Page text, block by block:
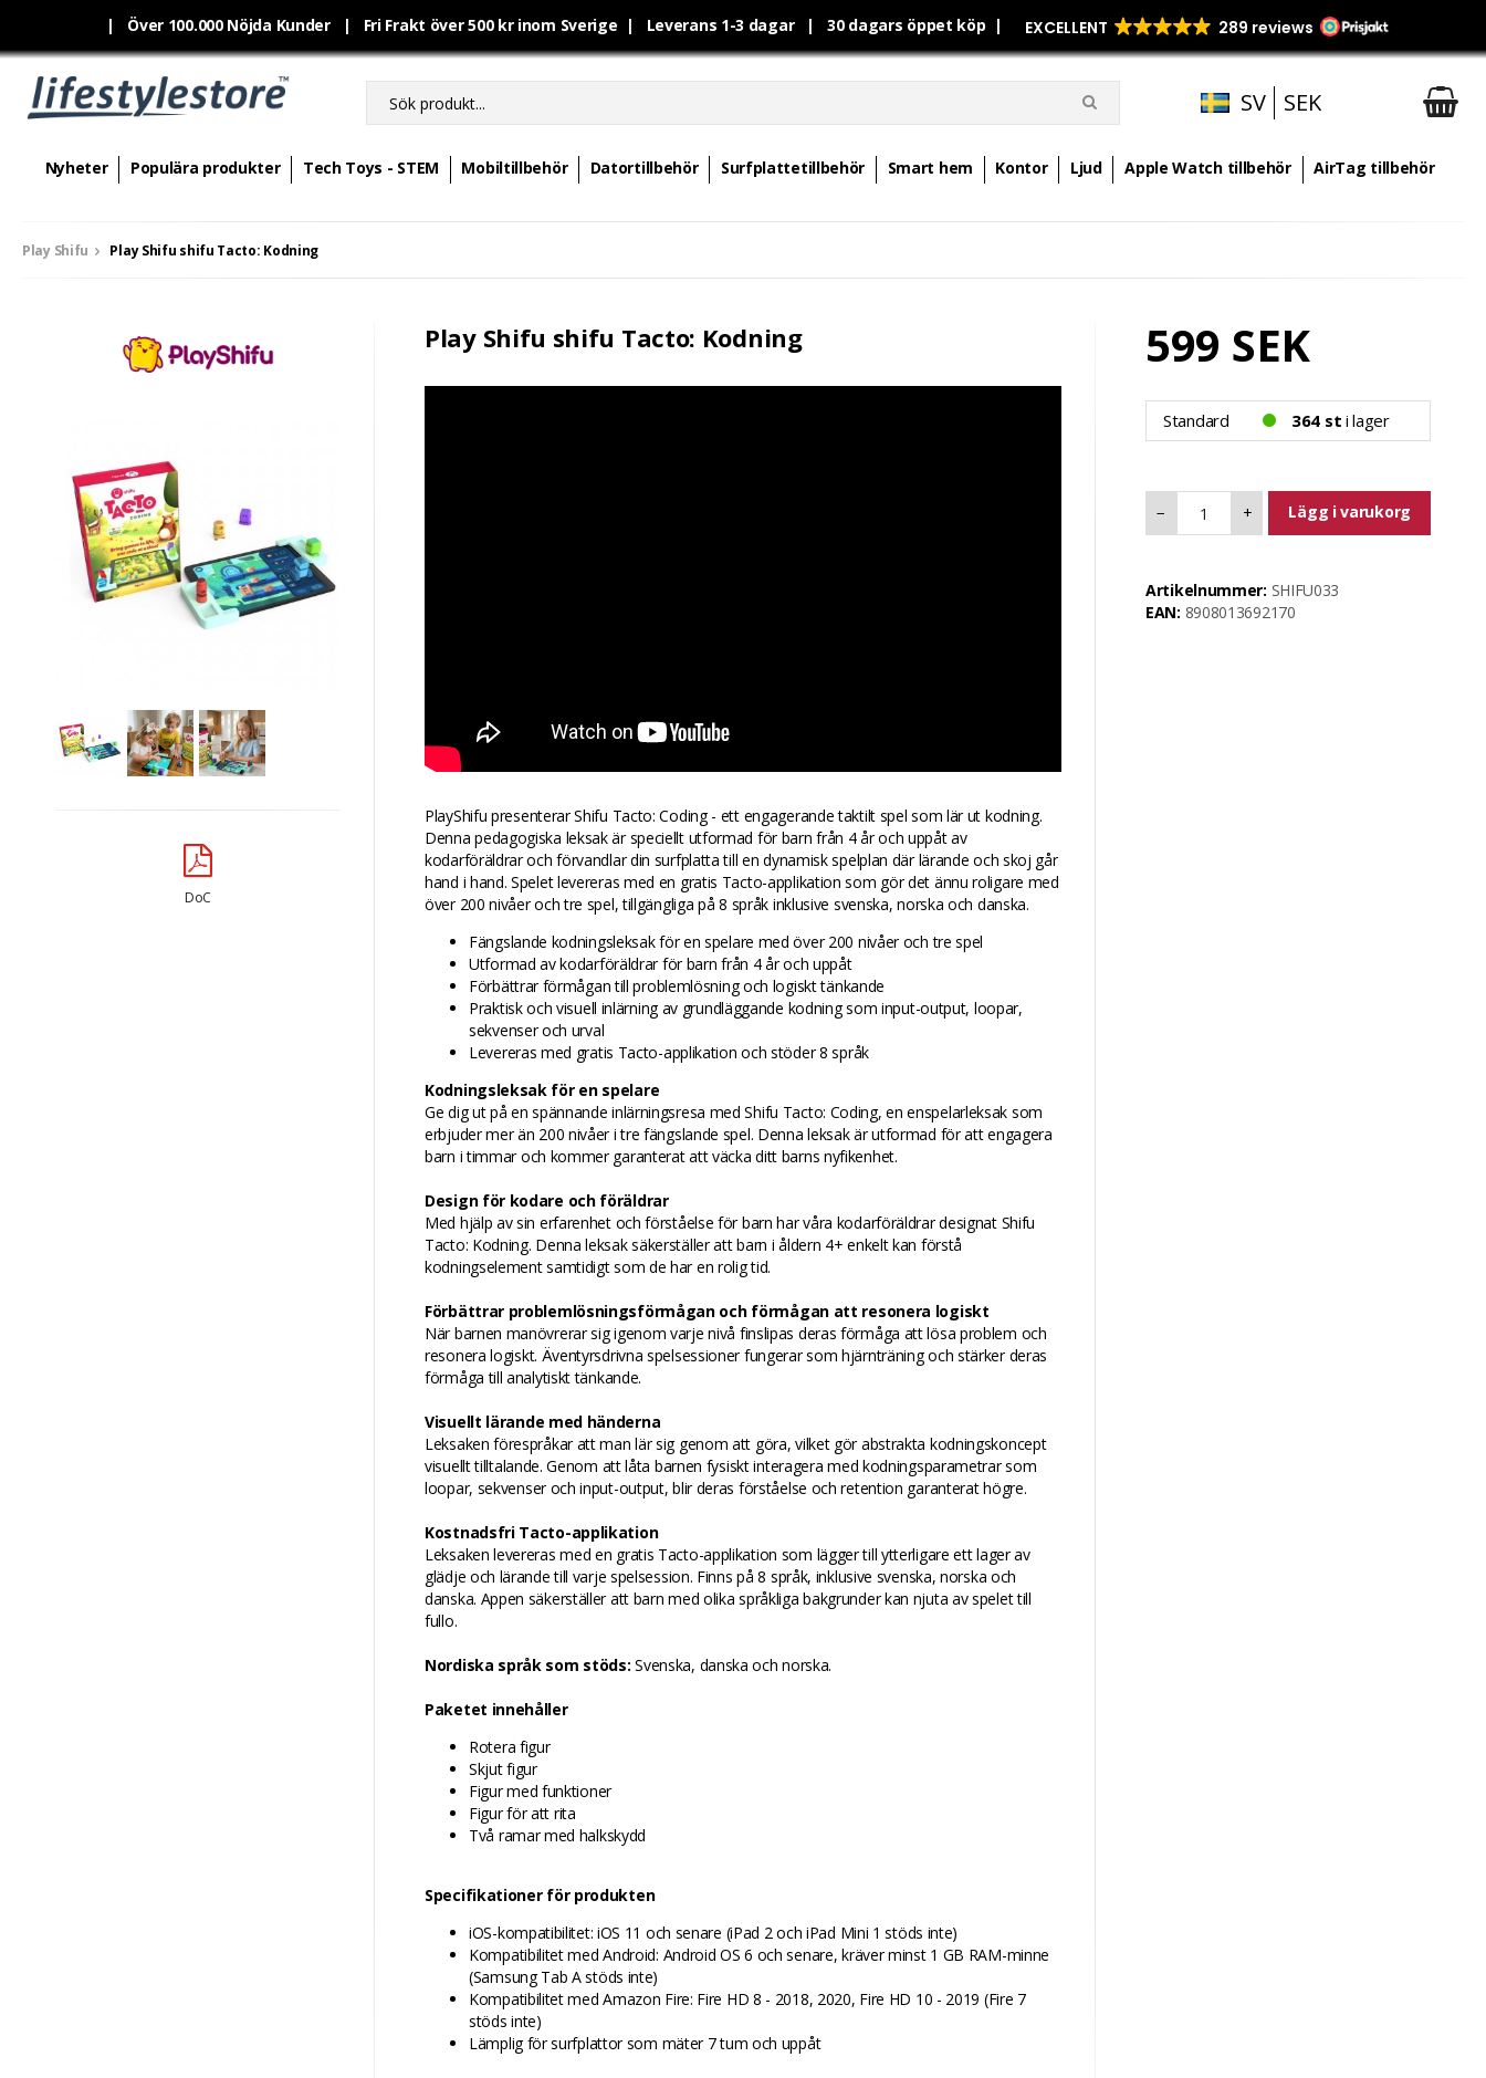
| Över 100.000 Nöjda Kunder | Fri Frakt över 500 kr inom Sverige | Leverans 1-3 dagar | 30 dagars öppet köp |
SV SEK
Nyheter Populära produkter Tech Toys - STEM Mobiltillbehör Datortillbehör Surfplattetillbehör Smart hem Kontor Ljud Apple Watch tillbehör AirTag tillbehör
Play Shifu Play Shifu shifu Tacto: Kodning
DoC
Play Shifu shifu Tacto: Kodning
PlayShifu presenterar Shifu Tacto: Coding - ett engagerande taktilt spel som lär ut kodning.
Denna pedagogiska leksak är speciellt utformad för barn från 4 år och uppåt av
kodarföräldrar och förvandlar din surfplatta till en dynamisk spelplan där lärande och skoj går
hand i hand. Spelet levereras med en gratis Tacto-applikation som gör det ännu roligare med
över 200 nivåer och tre spel, tillgängliga på 8 språk inklusive svenska, norska och danska.
Fängslande kodningsleksak för en spelare med över 200 nivåer och tre spel
Utformad av kodarföräldrar för barn från 4 år och uppåt
Förbättrar förmågan till problemlösning och logiskt tänkande
Praktisk och visuell inlärning av grundläggande kodning som input-output, loopar,
sekvenser och urval
Levereras med gratis Tacto-applikation och stöder 8 språk
Kodningsleksak för en spelare
Ge dig ut på en spännande inlärningsresa med Shifu Tacto: Coding, en enspelarleksak som
erbjuder mer än 200 nivåer i tre fängslande spel. Denna leksak är utformad för att engagera
barn i timmar och kommer garanterat att väcka ditt barns nyfikenhet.
Design för kodare och föräldrar
Med hjälp av sin erfarenhet och förståelse för barn har våra kodarföräldrar designat Shifu
Tacto: Kodning. Denna leksak säkerställer att barn i åldern 4+ enkelt kan förstå
kodningselement samtidigt som de har en rolig tid.
Förbättrar problemlösningsförmågan och förmågan att resonera logiskt
När barnen manövrerar sig igenom varje nivå finslipas deras förmåga att lösa problem och
resonera logiskt. Äventyrsdrivna spelsessioner fungerar som hjärnträning och stärker deras
förmåga till analytiskt tänkande.
Visuellt lärande med händerna
Leksaken förespråkar att man lär sig genom att göra, vilket gör abstrakta kodningskoncept
visuellt tilltalande. Genom att låta barnen fysiskt interagera med kodningsparametrar som
loopar, sekvenser och input-output, blir deras förståelse och retention garanterat högre.
Kostnadsfri Tacto-applikation
Leksaken levereras med en gratis Tacto-applikation som lägger till ytterligare ett lager av
glädje och lärande till varje spelsession. Finns på 8 språk, inklusive svenska, norska och
danska. Appen säkerställer att barn med olika språkliga bakgrunder kan njuta av spelet till
fullo.
Nordiska språk som stöds:Svenska, danska och norska.
Paketet innehåller
Rotera figur
Skjut figur
Figur med funktioner
Figur för att rita
Två ramar med halkskydd
Specifikationer för produkten
iOS-kompatibilitet: iOS 11 och senare (iPad 2 och iPad Mini 1 stöds inte)
Kompatibilitet med Android: Android OS 6 och senare, kräver minst 1 GB RAM-minne
(Samsung Tab A stöds inte)
Kompatibilitet med Amazon Fire: Fire HD 8 - 2018, 2020, Fire HD 10 - 2019 (Fire 7
stöds inte)
Lämplig för surfplattor som mäter 7 tum och uppåt
599 SEK
Standard 364 st i lager
− + Lägg i varukorg
Artikelnummer: SHIFU033
EAN: 8908013692170